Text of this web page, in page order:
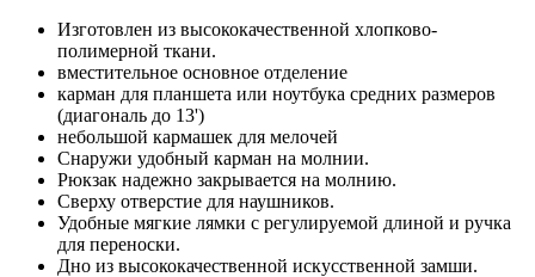
Изготовлен из высококачественной хлопково-
полимерной ткани.
вместительное основное отделение
карман для планшета или ноутбука средних размеров
(диагональ до 13')
небольшой кармашек для мелочей
Снаружи удобный карман на молнии.
Рюкзак надежно закрывается на молнию.
Сверху отверстие для наушников.
Удобные мягкие лямки с регулируемой длиной и ручка
для переноски.
Дно из высококачественной искусственной замши.